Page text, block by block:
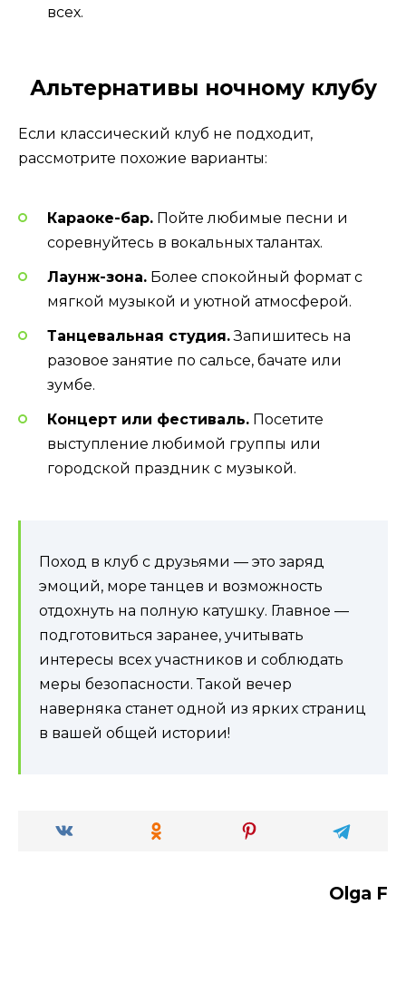
всех.
Альтернативы ночному клубу
Если классический клуб не подходит,
рассмотрите похожие варианты:
Караоке-бар. Пойте любимые песни и
соревнуйтесь в вокальных талантах.
Лаунж-зона. Более спокойный формат с
мягкой музыкой и уютной атмосферой.
Танцевальная студия.Запишитесь на
разовое занятие по сальсе, бачате или
зумбе.
Концерт или фестиваль. Посетите
выступление любимой группы или
городской праздник с музыкой.
Поход в клуб с друзьями — это заряд
эмоций, море танцев и возможность
отдохнуть на полную катушку. Главное —
подготовиться заранее, учитывать
интересы всех участников и соблюдать
меры безопасности. Такой вечер
наверняка станет одной из ярких страниц
в вашей общей истории!
Olga F